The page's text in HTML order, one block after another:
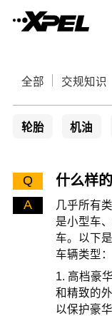
全部 交规知识
轮胎 机油
Q 什么样
A
几乎所有
是小型车
车。以下
车辆类型：
1. 高档豪
和精致的
以保护豪